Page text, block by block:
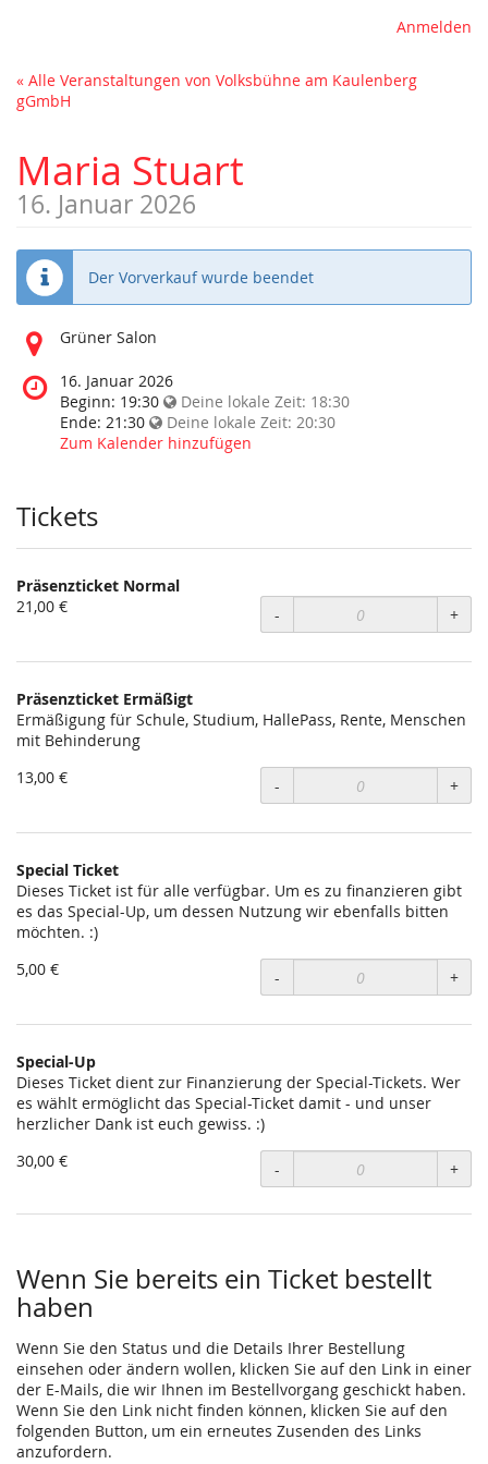
Anmelden
« Alle Veranstaltungen von Volksbühne am Kaulenberg
gGmbH
Maria Stuart
16. Januar 2026
Der Vorverkauf wurde beendet
Wo
diese
Veranstaltung
statt?
Grüner Salon
Wann
findet
diese
Veranstaltung
16. Januar 2026
Beginn: 19:30 Deine lokale Zeit: 18:30
Ende: 21:30 Deine lokale Zeit: 20:30
Zum Kalender hinzufügen
Tickets
Präsenzticket Normal
21,00 €
- +
Präsenzticket Ermäßigt
Ermäßigung für Schule, Studium, HallePass, Rente, Menschen
mit Behinderung
13,00 €
- +
Special Ticket
Dieses Ticket ist für alle verfügbar. Um es zu finanzieren gibt
es das Special-Up, um dessen Nutzung wir ebenfalls bitten
möchten. :)
5,00 €
- +
Special-Up
Dieses Ticket dient zur Finanzierung der Special-Tickets. Wer
es wählt ermöglicht das Special-Ticket damit - und unser
herzlicher Dank ist euch gewiss. :)
30,00 €
- +
Wenn Sie bereits ein Ticket bestellt
haben
Wenn Sie den Status und die Details Ihrer Bestellung
einsehen oder ändern wollen, klicken Sie auf den Link in einer
der E-Mails, die wir Ihnen im Bestellvorgang geschickt haben.
Wenn Sie den Link nicht finden können, klicken Sie auf den
folgenden Button, um ein erneutes Zusenden des Links
anzufordern.